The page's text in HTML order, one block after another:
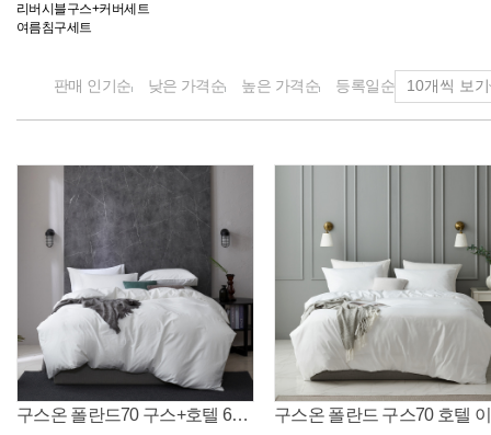
리버시블구스+커버세트
여름침구세트
판매 인기순 낮은 가격순 높은 가격순 등록일순
구스온 폴란드70 구스+호텔 60수 면 이불커버세트